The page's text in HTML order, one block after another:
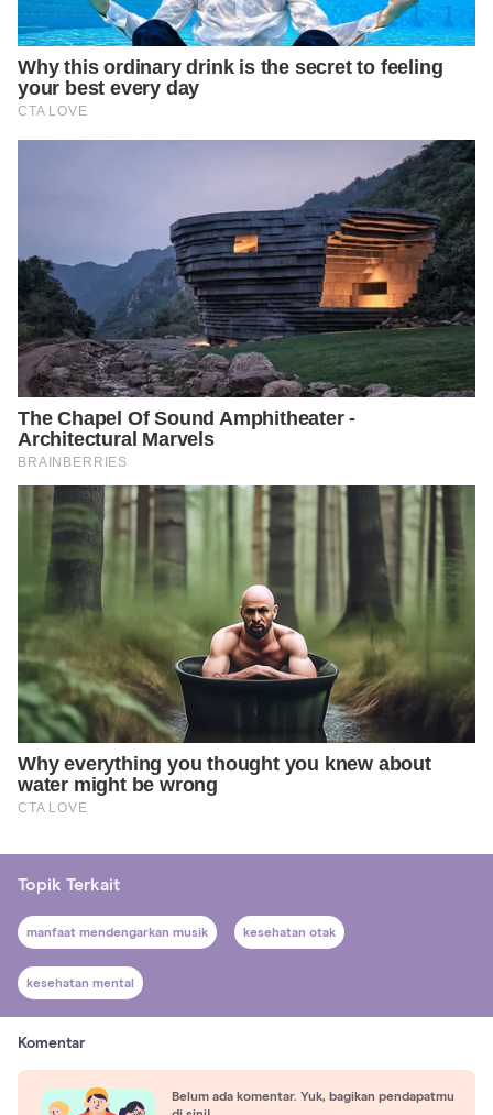
Topik Terkait
manfaat mendengarkan musik kesehatan otak
kesehatan mental
Komentar
Belum ada komentar. Yuk, bagikan pendapatmu